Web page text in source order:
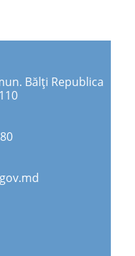
Bălți Republica